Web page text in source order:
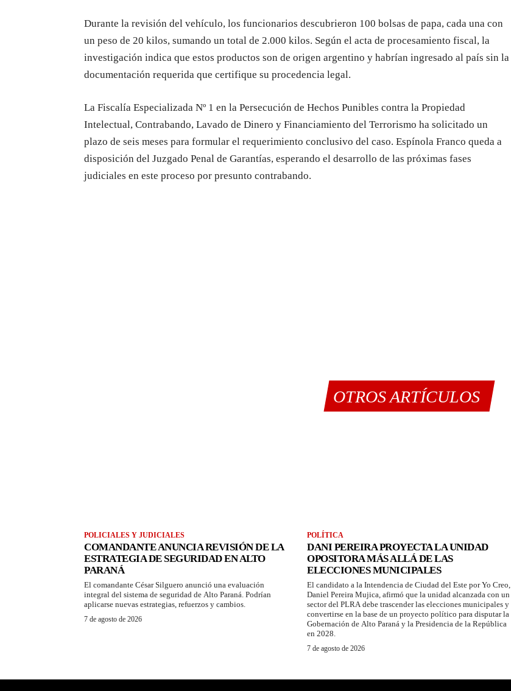
Durante la revisión del vehículo, los funcionarios descubrieron 100 bolsas de papa, cada una con
un peso de 20 kilos, sumando un total de 2.000 kilos. Según el acta de procesamiento fiscal, la
investigación indica que estos productos son de origen argentino y habrían ingresado al país sin la
documentación requerida que certifique su procedencia legal.
La Fiscalía Especializada Nº 1 en la Persecución de Hechos Punibles contra la Propiedad
Intelectual, Contrabando, Lavado de Dinero y Financiamiento del Terrorismo ha solicitado un
plazo de seis meses para formular el requerimiento conclusivo del caso. Espínola Franco queda a
disposición del Juzgado Penal de Garantías, esperando el desarrollo de las próximas fases
judiciales en este proceso por presunto contrabando.
OTROS ARTÍCULOS
POLICIALES Y JUDICIALES
COMANDANTE ANUNCIA REVISIÓN DE LA
ESTRATEGIA DE SEGURIDAD EN ALTO
PARANÁ
El comandante César Silguero anunció una evaluación
integral del sistema de seguridad de Alto Paraná. Podrían
aplicarse nuevas estrategias, refuerzos y cambios.
7 de agosto de 2026
POLÍTICA
DANI PEREIRA PROYECTA LA UNIDAD
OPOSITORA MÁS ALLÁ DE LAS
ELECCIONES MUNICIPALES
El candidato a la Intendencia de Ciudad del Este por Yo Creo,
Daniel Pereira Mujica, afirmó que la unidad alcanzada con un
sector del PLRA debe trascender las elecciones municipales y
convertirse en la base de un proyecto político para disputar la
Gobernación de Alto Paraná y la Presidencia de la República
en 2028.
7 de agosto de 2026